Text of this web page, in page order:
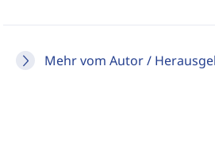
Mehr vom Autor /